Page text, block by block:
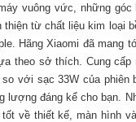
vuông vức, nhữnggóc
từ chất liệu kim loại
Hãng Xiaomi đã mang
theo sởthích . Cung
với sạc 33W của
lượng đáng kể cho bạn.
tốt về thiết kế, màn hình